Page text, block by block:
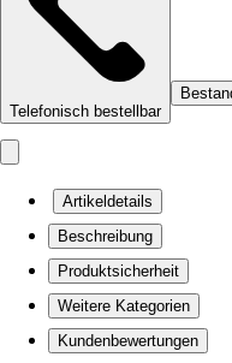
Telefonisch bestellbar
Artikeldetails
Beschreibung
Produktsicherheit
Weitere Kategorien
Kundenbewertungen